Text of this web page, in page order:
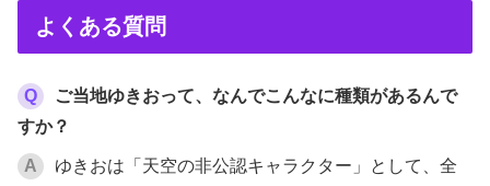
よくある質問
Q
ご当地ゆきおって、なんでこんなに種類があるんで
すか？
A
ゆきおは「天空の非公認キャラクター」として、全